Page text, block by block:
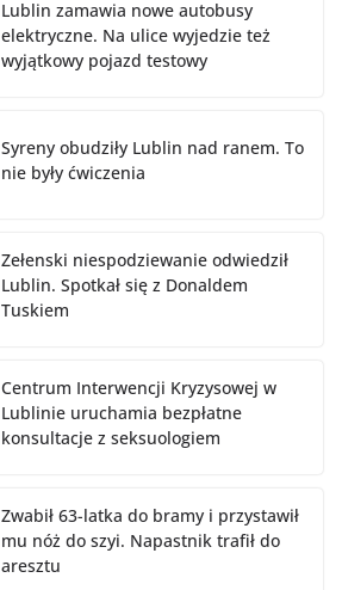
Lublin zamawia nowe autobusy
elektryczne. Na ulice wyjedzie też
wyjątkowy pojazd testowy
Syreny obudziły Lublin nad ranem. To
nie były ćwiczenia
Zełenski niespodziewanie odwiedził
Lublin. Spotkał się z Donaldem
Tuskiem
Centrum Interwencji Kryzysowej w
Lublinie uruchamia bezpłatne
konsultacje z seksuologiem
Zwabił 63-latka do bramy i przystawił
mu nóż do szyi. Napastnik trafił do
aresztu